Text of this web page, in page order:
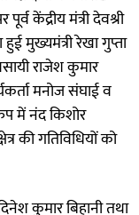
केंद्रीय मंत्री देवश्री
मुख्यमंत्री रेखा गुप्ता
राजेश कुमार
मनोज संघाई व
में नंद किशोर
की गतिविधियों को
कुमार बिहानी तथा